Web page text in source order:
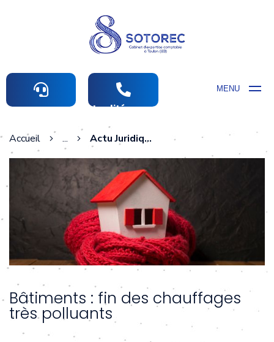
MENU
Actualités comptables
Accueil ... Actu Juridique
Bâtiments : fin des chauffages
très polluants